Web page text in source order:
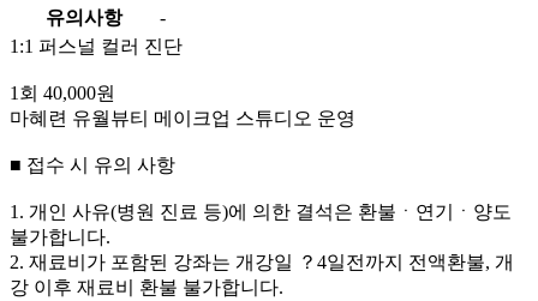
유의사항
-
1:1 퍼스널 컬러 진단
1회 40,000원
마혜련 유월뷰티 메이크업 스튜디오 운영
■ 접수 시 유의 사항
1. 개인 사유(병원 진료 등)에 의한 결석은 환불ㆍ연기ㆍ양도
불가합니다.
2. 재료비가 포함된 강좌는 개강일 ？4일전까지 전액환불, 개
강 이후 재료비 환불 불가합니다.